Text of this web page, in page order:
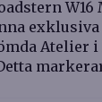
Atelier i